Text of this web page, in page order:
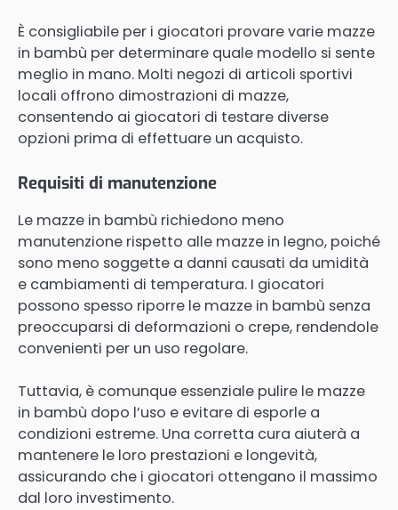
È consigliabile per i giocatori provare varie mazze
in bambù per determinare quale modello si sente
meglio in mano. Molti negozi di articoli sportivi
locali offrono dimostrazioni di mazze,
consentendo ai giocatori di testare diverse
opzioni prima di effettuare un acquisto.
Requisiti di manutenzione
Le mazze in bambù richiedono meno
manutenzione rispetto alle mazze in legno, poiché
sono meno soggette a danni causati da umidità
e cambiamenti di temperatura. I giocatori
possono spesso riporre le mazze in bambù senza
preoccuparsi di deformazioni o crepe, rendendole
convenienti per un uso regolare.
Tuttavia, è comunque essenziale pulire le mazze
in bambù dopo l’uso e evitare di esporle a
condizioni estreme. Una corretta cura aiuterà a
mantenere le loro prestazioni e longevità,
assicurando che i giocatori ottengano il massimo
dal loro investimento.